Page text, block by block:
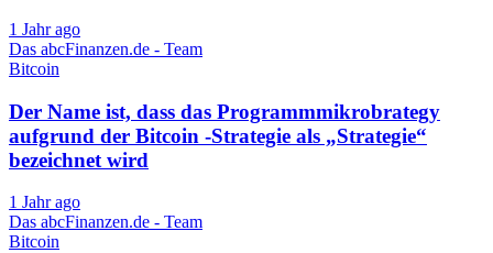
1 Jahr ago
Das abcFinanzen.de - Team
Bitcoin
Der Name ist, dass das Programmmikrobrategy
aufgrund der Bitcoin -Strategie als „Strategie“
bezeichnet wird
1 Jahr ago
Das abcFinanzen.de - Team
Bitcoin